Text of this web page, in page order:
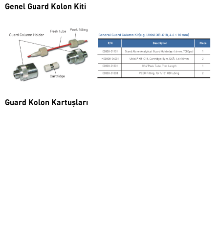
Genel Guard Kolon Kiti
Guard Kolon Kartuşları